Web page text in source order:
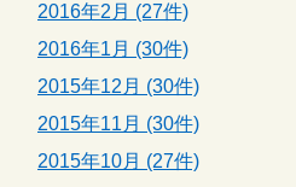
2016年2月 (27件)
2016年1月 (30件)
2015年12月 (30件)
2015年11月 (30件)
2015年10月 (27件)